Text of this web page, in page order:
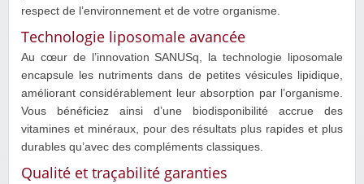
respect de l’environnement et de votre organisme.
Technologie liposomale avancée
Au cœur de l’innovation SANUSq, la technologie liposomale
encapsule les nutriments dans de petites vésicules lipidique,
améliorant considérablement leur absorption par l’organisme.
Vous bénéficiez ainsi d’une biodisponibilité accrue des
vitamines et minéraux, pour des résultats plus rapides et plus
durables qu’avec des compléments classiques.
Qualité et traçabilité garanties